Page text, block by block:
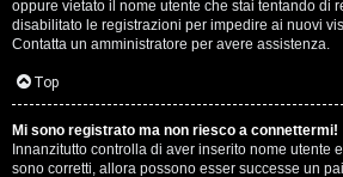
i
s
e
n
oppure vietato il nome utente che stai tentando di
disabilitato le registrazioni per impedire ai nuovi
Contatta un amministratore per avere assistenza.
Top
Mi sono registrato ma non riesco a connettermi!
Innanzitutto controlla di aver inserito nome utente
sono corretti, allora possono esser successe un
v
i
G